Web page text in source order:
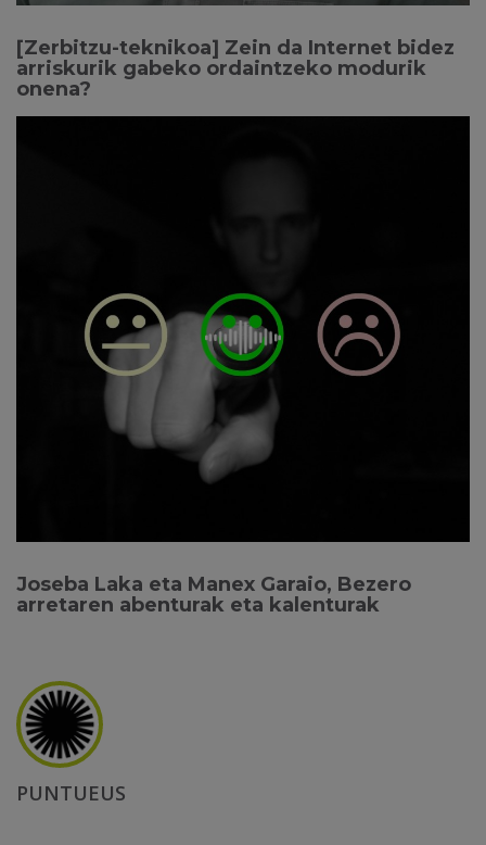
[Zerbitzu-teknikoa] Zein da Internet bidez
arriskurik gabeko ordaintzeko modurik
onena?
Joseba Laka eta Manex Garaio, Bezero
arretaren abenturak eta kalenturak
PUNTUEUS